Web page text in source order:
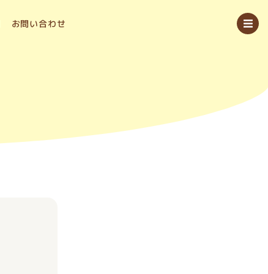
お問い合わせ